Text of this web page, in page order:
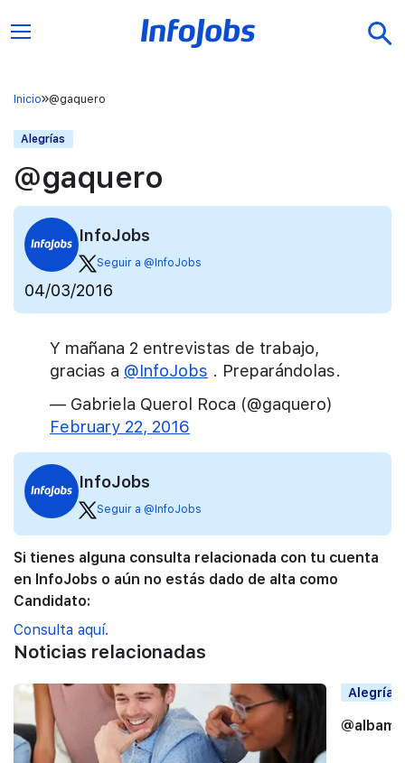
Inicio @gaquero
Alegrías
@gaquero
InfoJobs
Seguir a @InfoJobs
04/03/2016
Y mañana 2 entrevistas de trabajo,
gracias a @InfoJobs . Preparándolas.
— Gabriela Querol Roca (@gaquero)
February 22, 2016
InfoJobs
Seguir a @InfoJobs
Si tienes alguna consulta relacionada con tu cuenta
en InfoJobs o aún no estás dado de alta como
Candidato:
Consulta aquí.
Noticias relacionadas
Alegrías